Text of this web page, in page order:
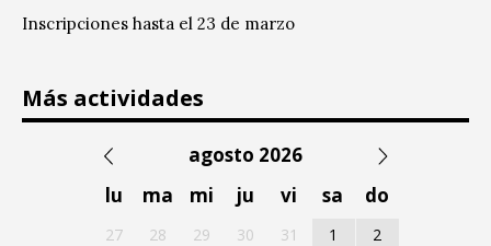
Inscripciones hasta el 23 de marzo
Más actividades
agosto 2026
lu
ma mi ju vi sa do
27 28 29 30 31 1
2